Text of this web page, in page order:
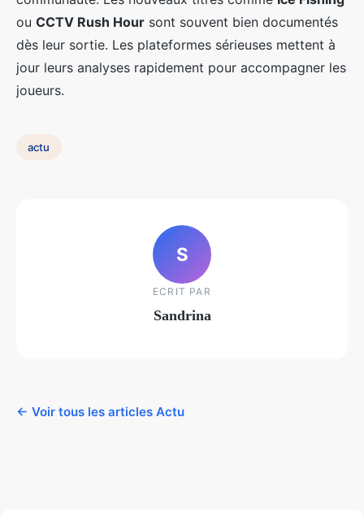
ou CCTV Rush Hour sont souvent bien documentés
dès leur sortie. Les plateformes sérieuses mettent à
jour leurs analyses rapidement pour accompagner les
joueurs.
actu
S
ECRIT PAR
Sandrina
← Voir tous les articles Actu